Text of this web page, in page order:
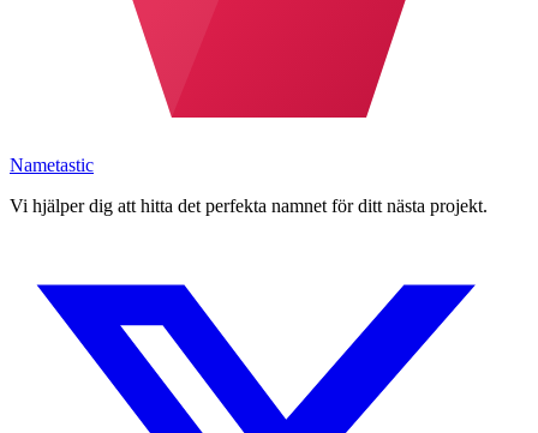
Nametastic
Vi hjälper dig att hitta det perfekta namnet för ditt nästa projekt.